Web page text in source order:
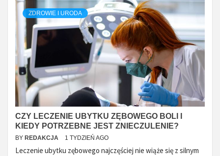
ZDROWIE I URODA
CZY LECZENIE UBYTKU ZĘBOWEGO BOLI I
KIEDY POTRZEBNE JEST ZNIECZULENIE?
BY REDAKCJA 1 TYDZIEŃ AGO
Leczenie ubytku zębowego najczęściej nie wiąże się z silnym